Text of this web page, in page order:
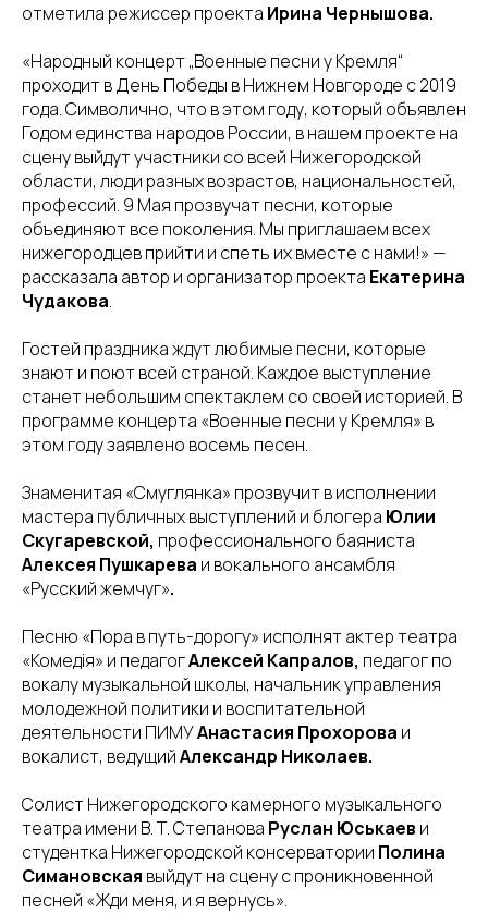
отметила режиссер проекта Ирина Чернышова.
«Народный концерт „Военные песни у Кремля“
проходит в День Победы в Нижнем Новгороде с 2019
года. Символично, что в этом году, который объявлен
Годом единства народов России, в нашем проекте на
сцену выйдут участники со всей Нижегородской
области, люди разных возрастов, национальностей,
профессий. 9 Мая прозвучат песни, которые
объединяют все поколения. Мы приглашаем всех
нижегородцев прийти и спеть их вместе с нами!» —
рассказала автор и организатор проекта Екатерина
Чудакова.
Гостей праздника ждут любимые песни, которые
знают и поют всей страной. Каждое выступление
станет небольшим спектаклем со своей историей. В
программе концерта «Военные песни у Кремля» в
этом году заявлено восемь песен.
Знаменитая «Смуглянка» прозвучит в исполнении
мастера публичных выступлений и блогера Юлии
Скугаревской, профессионального баяниста
Алексея Пушкарева и вокального ансамбля
«Русский жемчуг».
Песню «Пора в путь-дорогу» исполнят актер театра
«Комедiя» и педагогАлексей Капралов, педагог по
вокалу музыкальной школы, начальник управления
молодежной политики и воспитательной
деятельности ПИМУАнастасия Прохорова и
вокалист, ведущийАлександр Николаев.
Солист Нижегородского камерного музыкального
театра имени В. Т. Степанова Руслан Юськаев и
студентка Нижегородской консерватории Полина
Симановская выйдут на сцену с проникновенной
песней «Жди меня, и я вернусь».